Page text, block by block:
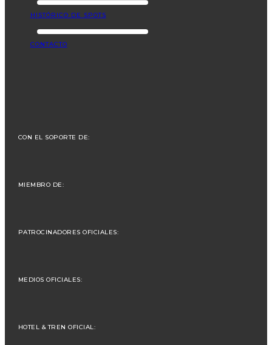
HISTÓRICO DE SPOTS
CONTACTO
CON EL SOPORTE DE:
MIEMBRO DE:
PATROCINADORES OFICIALES:
MEDIOS OFICIALES:
HOTEL & TREN OFICIAL: